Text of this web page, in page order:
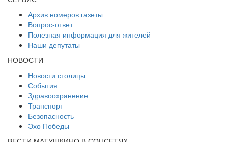
Архив номеров газеты
Вопрос-ответ
Полезная информация для жителей
Наши депутаты
НОВОСТИ
Новости столицы
События
Здравоохранение
Транспорт
Безопасность
Эхо Победы